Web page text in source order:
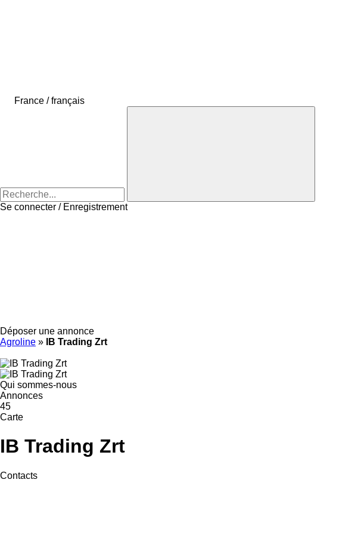
France / français
Se connecter / Enregistrement
Déposer une annonce
Agroline » IB Trading Zrt
Qui sommes-nous
Annonces
45
Carte
IB Trading Zrt
Contacts